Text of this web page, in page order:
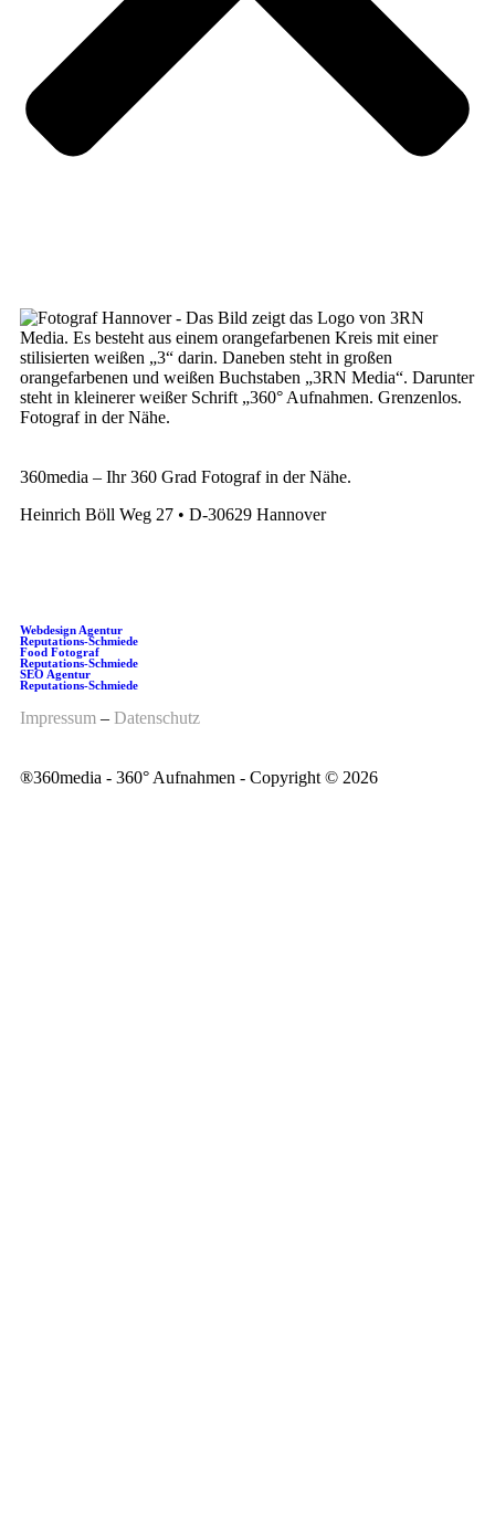
360media – Ihr 360 Grad Fotograf in der Nähe.
Heinrich Böll Weg 27 • D-30629 Hannover
Webdesign Agentur
Reputations-Schmiede
Food Fotograf
Reputations-Schmiede
SEO Agentur
Reputations-Schmiede
Impressum – Datenschutz
®️360media - 360° Aufnahmen - Copyright © 2026